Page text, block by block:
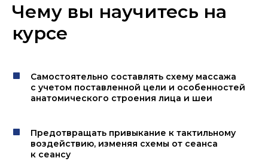
Чему вы научитесь на
курсе
Самостоятельно составлять схему массажа
с учетом поставленной цели и особенностей
анатомического строения лица и шеи
Предотвращать привыкание к тактильному
воздействию, изменяя схемы от сеанса
к сеансу